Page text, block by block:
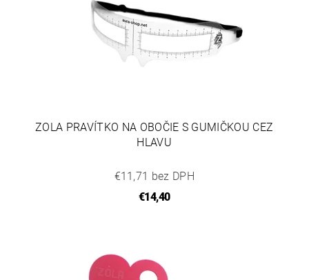
ZOLA PRAVÍTKO NA OBOČIE S GUMIČKOU CEZ
HLAVU
€11,71 bez DPH
€14,40